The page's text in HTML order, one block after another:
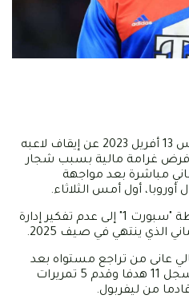
أعلن بايرن ميونيخ اليوم الخميس 13 أفريل 2023 عن إيقاف لاعبه
فرض غرامة مالية بسبب شجار
مباشرة بعد مواجهة
أول أمس الثلاثاء.
وفي نفس السياق، لمحت محطة "سبورت 1" إلى عدم تفكير إدارة
الذي ينتهي في صيف 2025.
عانى من تراجع مستواه بعد
غياب مطول بسبب الإصابة وسجل 11 هدفا وقدم 5 تمريرات
من ليفربول.